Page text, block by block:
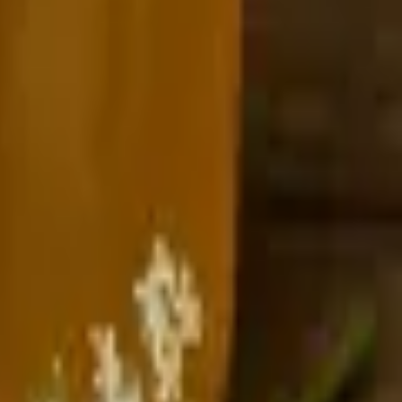
24 h vyluhovat. Šťávu přecedíme přes plátno, přidáme 1 kg